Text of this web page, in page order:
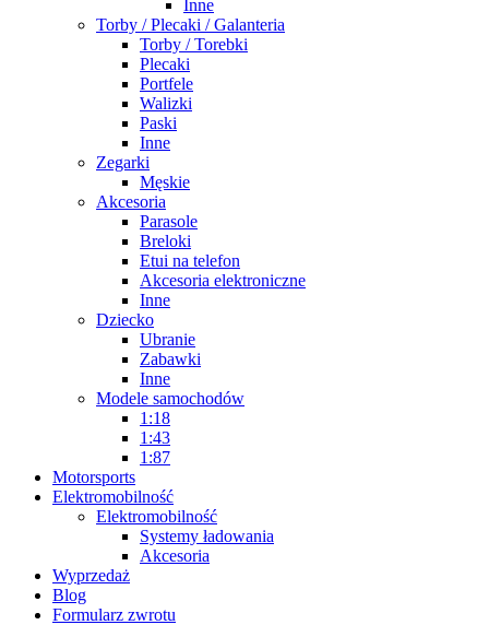
Inne
Torby / Plecaki / Galanteria
Torby / Torebki
Plecaki
Portfele
Walizki
Paski
Inne
Zegarki
Męskie
Akcesoria
Parasole
Breloki
Etui na telefon
Akcesoria elektroniczne
Inne
Dziecko
Ubranie
Zabawki
Inne
Modele samochodów
1:18
1:43
1:87
Motorsports
Elektromobilność
Elektromobilność
Systemy ładowania
Akcesoria
Wyprzedaż
Blog
Formularz zwrotu